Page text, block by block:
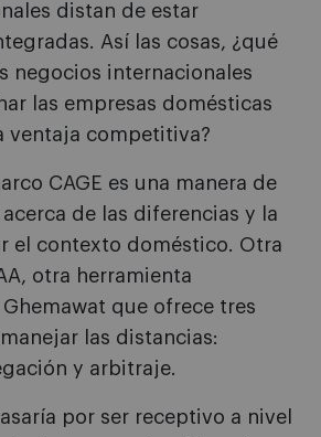
distan de estar
Así las cosas, ¿qué
negocios internacionales
las empresas domésticas
ventaja competitiva?
CAGE es una manera de
de las diferencias y la
el contexto doméstico. Otra
otra herramienta
que ofrece tres
las distancias:
y arbitraje.
por ser receptivo a nivel